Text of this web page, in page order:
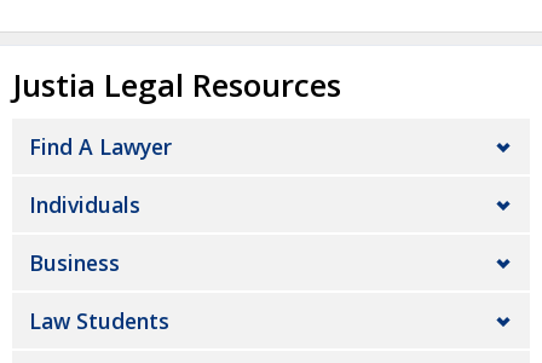
Justia Legal Resources
Find A Lawyer
Individuals
Business
Law Students